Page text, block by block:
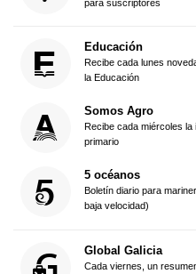
para suscriptores
Educación
Recibe cada lunes
la Educación
Somos Agro
Recibe cada miércoles
primario
5 océanos
Boletín diario para
baja velocidad)
Global Galicia
Cada viernes, un